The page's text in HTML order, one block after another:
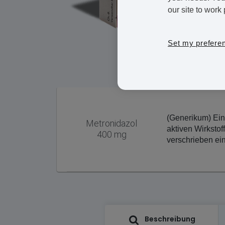
Metronidazol
400 mg
(Generikum)
aktiven
verschrieben
Beschreibung
our site to work
Set my